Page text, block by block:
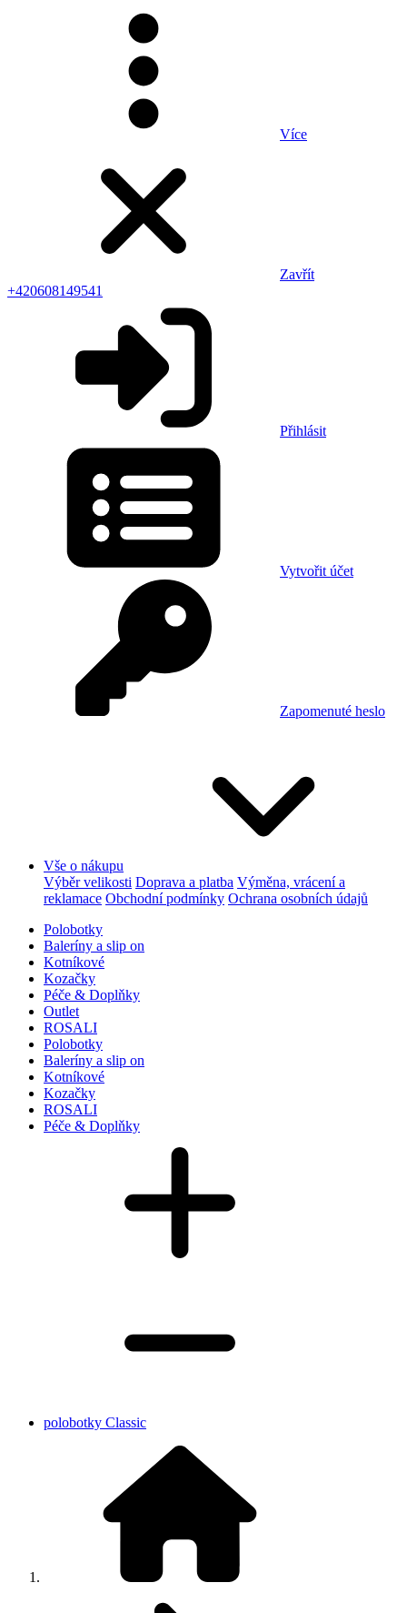
Více
Zavřít
+420608149541
Přihlásit
Vytvořit účet
Zapomenuté heslo
Vše o nákupu
Výběr velikosti Doprava a platba Výměna, vrácení a
reklamace Obchodní podmínky Ochrana osobních údajů
Polobotky
Baleríny a slip on
Kotníkové
Kozačky
Péče & Doplňky
Outlet
ROSALI
Polobotky
Baleríny a slip on
Kotníkové
Kozačky
ROSALI
Péče & Doplňky
polobotky Classic